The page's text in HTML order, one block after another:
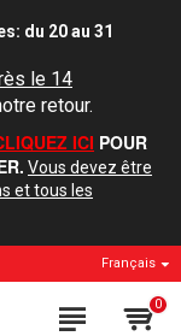
du 20 au 31
le 14
retour.
ICI POUR
Vous devez être
et tous les
Français
0